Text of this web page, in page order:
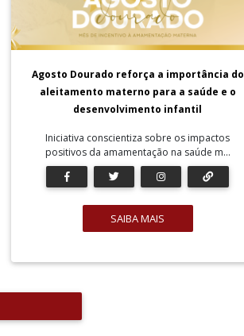
Agosto Dourado reforça a importância do
aleitamento materno para a saúde e o
desenvolvimento infantil
Iniciativa conscientiza sobre os impactos
positivos da amamentação na saúde m...
SAIBA MAIS